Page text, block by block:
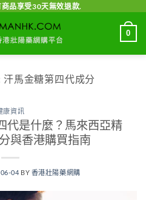
品享受30天無效退款.
0
汗馬金糖第四代成分
康資訊
代是什麼？馬來西亞精
與香港購買指南
04 BY 香港壯陽藥網購